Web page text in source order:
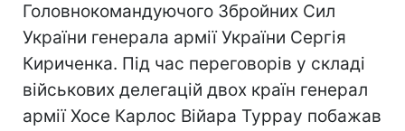
Головнокомандуючого Збройних Сил
України генерала армії України Сергія
Кириченка. Під час переговорів у складі
військових делегацій двох країн генерал
армії Хосе Карлос Війара Туррау побажав